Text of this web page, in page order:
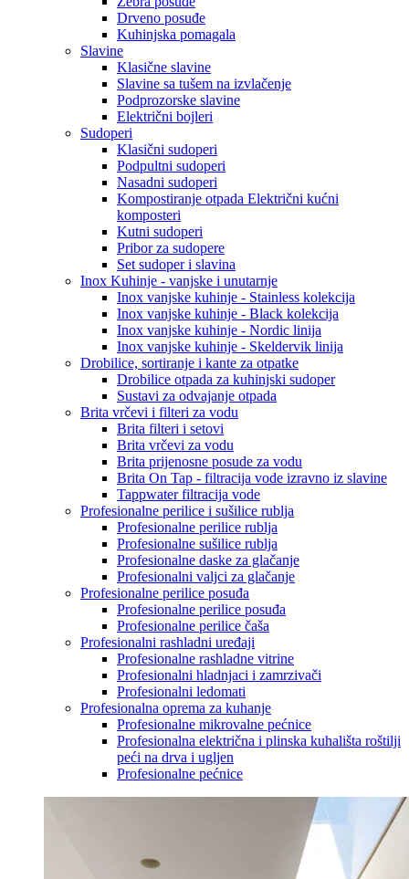
Drveno posuđe
Kuhinjska pomagala
Slavine
Klasične slavine
Slavine sa tušem na izvlačenje
Podprozorske slavine
Električni bojleri
Sudoperi
Klasični sudoperi
Podpultni sudoperi
Nasadni sudoperi
Kompostiranje otpada Električni kućni
komposteri
Kutni sudoperi
Pribor za sudopere
Set sudoper i slavina
Inox Kuhinje - vanjske i unutarnje
Inox vanjske kuhinje - Stainless kolekcija
Inox vanjske kuhinje - Black kolekcija
Inox vanjske kuhinje - Nordic linija
Inox vanjske kuhinje - Skeldervik linija
Drobilice, sortiranje i kante za otpatke
Drobilice otpada za kuhinjski sudoper
Sustavi za odvajanje otpada
Brita vrčevi i filteri za vodu
Brita filteri i setovi
Brita vrčevi za vodu
Brita prijenosne posude za vodu
Brita On Tap - filtracija vode izravno iz slavine
Tappwater filtracija vode
Profesionalne perilice i sušilice rublja
Profesionalne perilice rublja
Profesionalne sušilice rublja
Profesionalne daske za glačanje
Profesionalni valjci za glačanje
Profesionalne perilice posuđa
Profesionalne perilice posuđa
Profesionalne perilice čaša
Profesionalni rashladni uređaji
Profesionalne rashladne vitrine
Profesionalni hladnjaci i zamrzivači
Profesionalni ledomati
Profesionalna oprema za kuhanje
Profesionalne mikrovalne pećnice
Profesionalna električna i plinska kuhališta roštilji
peći na drva i ugljen
Profesionalne pećnice